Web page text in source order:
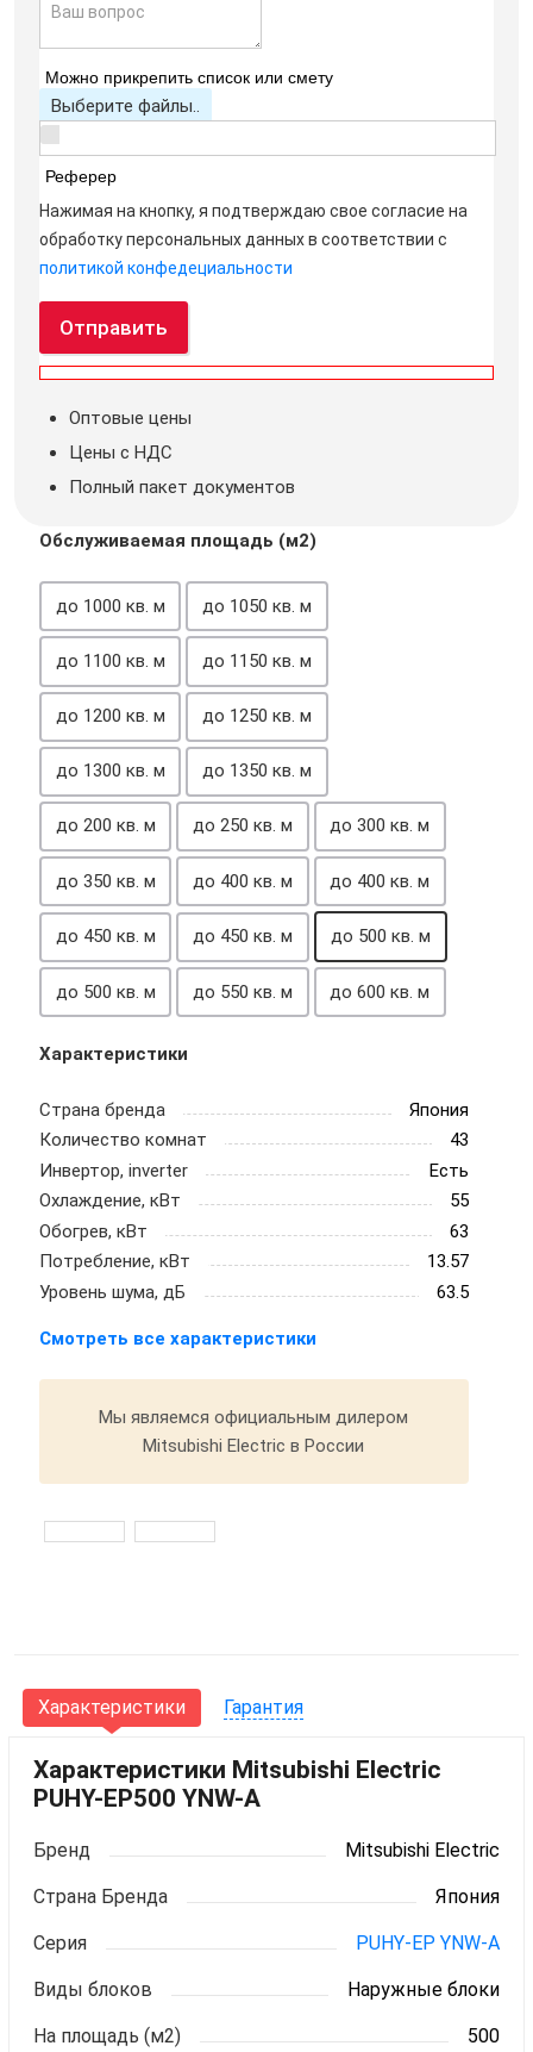
Можно прикрепить список или смету
Выберите файлы..
Реферер
Нажимая на кнопку, я подтверждаю свое согласие на
обработку персональных данных в соответствии с
политикой конфедециальности
Отправить
Оптовые цены
Цены с НДС
Полный пакет документов
Обслуживаемая площадь (м2)
до 1000 кв. м до 1050 кв. м
до 1100 кв. м до 1150 кв. м
до 1200 кв. м до 1250 кв. м
до 1300 кв. м до 1350 кв. м
до 200 кв. м до 250 кв. м до 300 кв. м
до 350 кв. м до 400 кв. м до 400 кв. м
до 450 кв. м до 450 кв. м до 500 кв. м
до 500 кв. м до 550 кв. м до 600 кв. м
Характеристики
Страна бренда
Япония
Количество комнат
43
Инвертор, inverter
Есть
Охлаждение, кВт
55
Обогрев, кВт
63
Потребление, кВт
13.57
Уровень шума, дБ
63.5
Смотреть все характеристики
Мы являемся официальным дилером
Mitsubishi Electric в России
Характеристики Гарантия
Характеристики Mitsubishi Electric
PUHY-EP500 YNW-A
Бренд Mitsubishi Electric
Страна Бренда Япония
Серия PUHY-EP YNW-A
Виды блоков Наружные блоки
На площадь (м2) 500